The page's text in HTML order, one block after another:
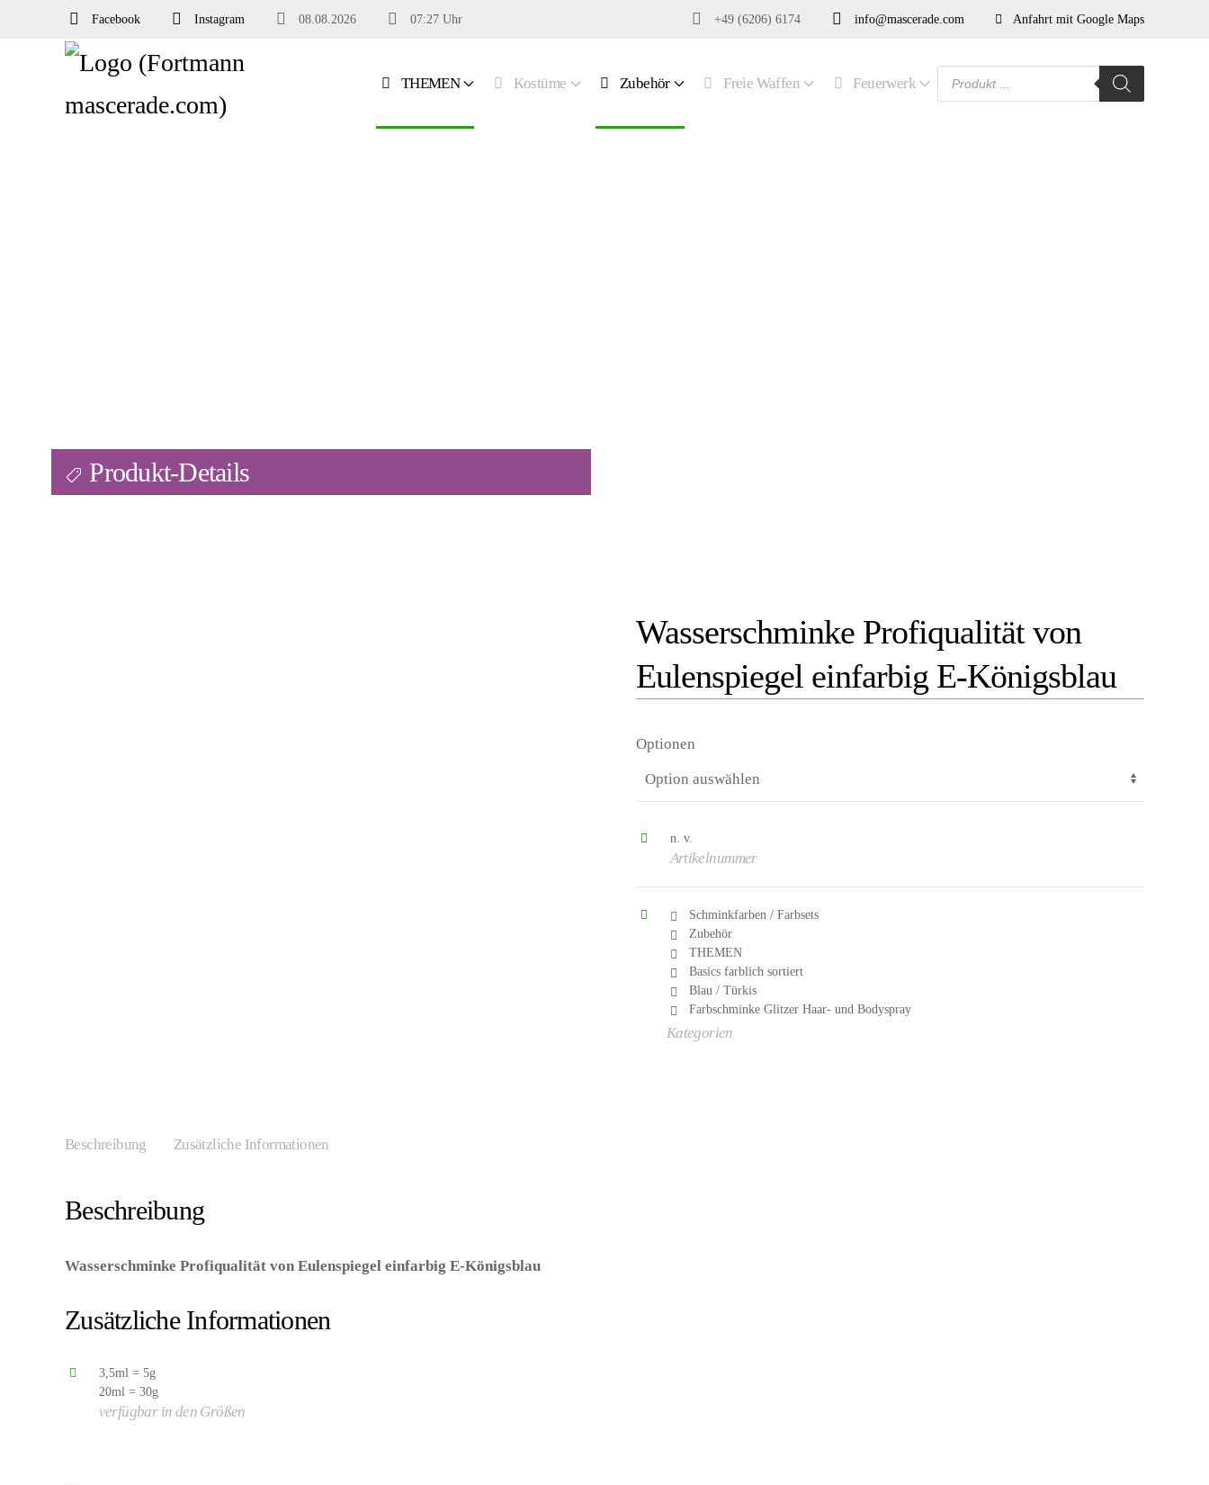
Facebook Instagram 08.08.2026 07:27 Uhr +49 (6206) 6174 info@mascerade.com Anfahrt mit Google Maps
THEMEN Kostüme Zubehör Freie Waffen Feuerwerk
Products
search
Produkt-Details
Wasserschminke Profiqualität von
Eulenspiegel einfarbig E-Königsblau
Optionen
n. v.
Artikelnummer
Schminkfarben / Farbsets
Zubehör
THEMEN
Basics farblich sortiert
Blau / Türkis
Farbschminke Glitzer Haar- und Bodyspray
Kategorien
Beschreibung Zusätzliche Informationen
Beschreibung
Wasserschminke Profiqualität von Eulenspiegel einfarbig E-Königsblau
Zusätzliche Informationen
3,5ml = 5g
20ml = 30g
verfügbar in den Größen